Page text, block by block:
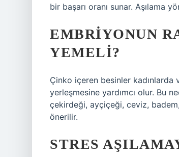
bir başarı oranı sunar. Aşılama
EMBRIYONUN
YEMELI?
Çinko içeren besinler
yerleşmesine yardımcı olur. Bu
çekirdeği, ayçiçeği, ceviz,
önerilir.
STRES